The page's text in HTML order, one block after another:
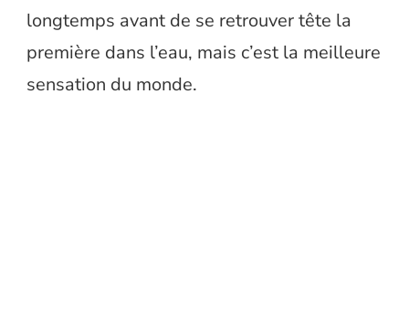
longtemps avant de se retrouver tête la
première dans l’eau, mais c’est la meilleure
sensation du monde.